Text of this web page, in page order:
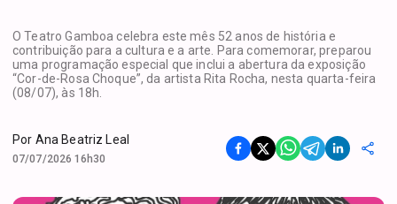
O Teatro Gamboa celebra este mês 52 anos de história e
contribuição para a cultura e a arte. Para comemorar, preparou
uma programação especial que inclui a abertura da exposição
“Cor-de-Rosa Choque”, da artista Rita Rocha, nesta quarta-feira
(08/07), às 18h.
Por Ana Beatriz Leal
07/07/2026 16h30